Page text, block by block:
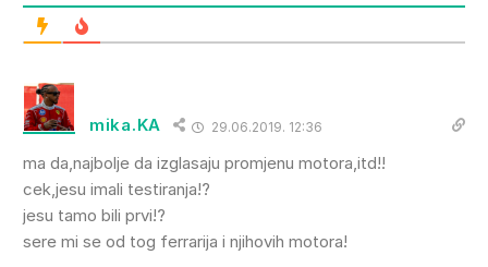
mika.KA 29.06.2019. 12:36
ma da,najbolje da izglasaju promjenu motora,itd!!
cek,jesu imali testiranja!?
jesu tamo bili prvi!?
sere mi se od tog ferrarija i njihovih motora!